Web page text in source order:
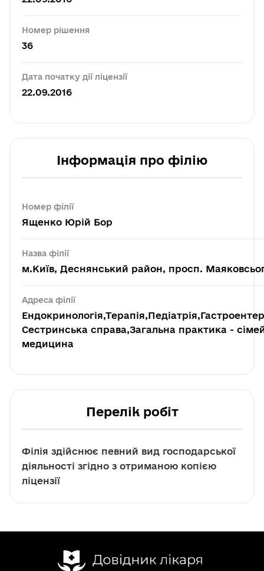
Номер рішення
36
Дата початку дії ліцензії
22.09.2016
Інформація про філію
Номер філії
Ященко Юрій Бор
Назва філії
м.Київ, Деснянський район, просп.
Адреса філії
Сестринська справа,Загальна практика -
медицина
Перелік робіт
Філія здійснює певний вид господарської
діяльності згідно з отриманою копією
ліцензії